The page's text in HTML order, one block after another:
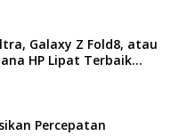
Galaxy Z Fold8, atau
HP Lipat Terbaik
Percepatan